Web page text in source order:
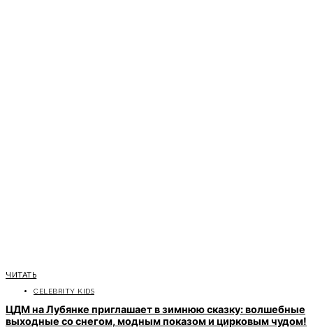
ЧИТАТЬ
CELEBRITY KIDS
ЦДМ на Лубянке приглашает в зимнюю сказку: волшебные
выходные со снегом, модным показом и цирковым чудом!